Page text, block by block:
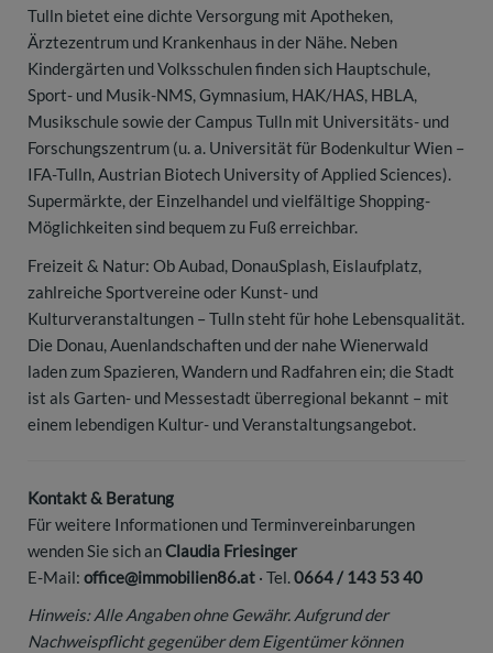
Tulln bietet eine dichte Versorgung mit Apotheken,
Ärztezentrum und Krankenhaus in der Nähe. Neben
Kindergärten und Volksschulen finden sich Hauptschule,
Sport- und Musik-NMS, Gymnasium, HAK/HAS, HBLA,
Musikschule sowie der Campus Tulln mit Universitäts- und
Forschungszentrum (u. a. Universität für Bodenkultur Wien –
IFA-Tulln, Austrian Biotech University of Applied Sciences).
Supermärkte, der Einzelhandel und vielfältige Shopping-
Möglichkeiten sind bequem zu Fuß erreichbar.
Freizeit & Natur: Ob Aubad, DonauSplash, Eislaufplatz,
zahlreiche Sportvereine oder Kunst- und
Kulturveranstaltungen – Tulln steht für hohe Lebensqualität.
Die Donau, Auenlandschaften und der nahe Wienerwald
laden zum Spazieren, Wandern und Radfahren ein; die Stadt
ist als Garten- und Messestadt überregional bekannt – mit
einem lebendigen Kultur- und Veranstaltungsangebot.
Kontakt & Beratung
Für weitere Informationen und Terminvereinbarungen
wenden Sie sich anClaudia Friesinger
E-Mail: office@immobilien86.at · Tel.0664 / 143 53 40
Hinweis: Alle Angaben ohne Gewähr. Aufgrund der
Nachweispflicht gegenüber dem Eigentümer können